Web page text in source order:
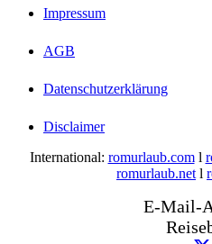
Impressum
AGB
Datenschutzerklärung
Disclaimer
International: romurlaub.coml
romurlaub.net l
E-Mail-